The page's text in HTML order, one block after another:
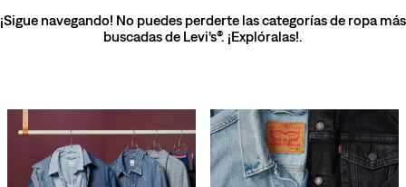
¡Sigue navegando! No puedes perderte las categorías de ropa más
buscadas de Levi’s®. ¡Explóralas!.